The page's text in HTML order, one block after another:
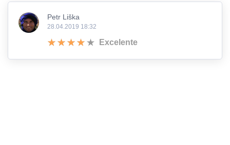
Petr Liška
28.04.2019 18:32
Excelente